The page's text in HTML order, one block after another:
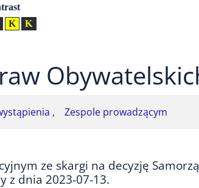
normalny
Kontrast biały tekst na czarnym
Kontrast czarny tekst na żółtym
, Zespole prowadzącym
ze skargi na decyzję
z dnia 2023-07-13.